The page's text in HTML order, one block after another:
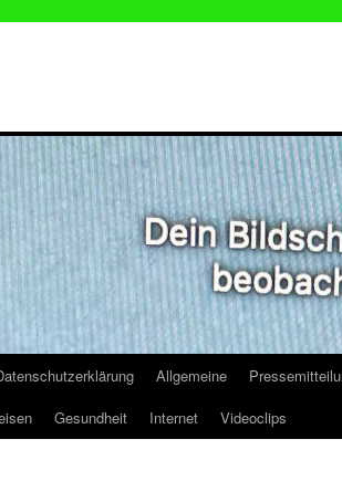
Allgemeine
Gesundheit Internet Videoclips